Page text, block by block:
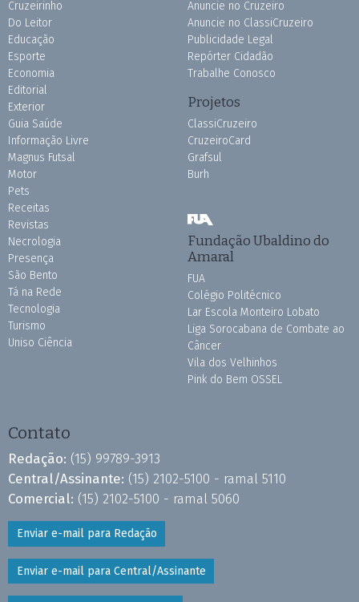
Cruzeirinho
Do Leitor
Educação
Esporte
Economia
Editorial
Exterior
Guia Saúde
Informação Livre
Magnus Futsal
Motor
Pets
Receitas
Revistas
Necrologia
Presença
São Bento
Tá na Rede
Tecnologia
Turismo
Uniso Ciência
Anuncie no Cruzeiro
Anuncie no ClassiCruzeiro
Publicidade Legal
Repórter Cidadão
Trabalhe Conosco
Projetos
ClassiCruzeiro
CruzeiroCard
Grafsul
Burh
Fundação Ubaldino do
Amaral
FUA
Colégio Politécnico
Lar Escola Monteiro Lobato
Liga Sorocabana de Combate ao
Câncer
Vila dos Velhinhos
Pink do Bem OSSEL
Contato
Redação: (15) 99789-3913
Central/Assinante: (15) 2102-5100 - ramal 5110
Comercial: (15) 2102-5100 - ramal 5060
Enviar e-mail para Redação
Enviar e-mail para Central/Assinante